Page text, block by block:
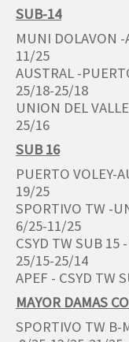
SUB-14
MUNI
11/25
AUSTRAL -
25/18-25/18
UNION DEL
25/16
SUB 16
PUERTO
19/25
SPORTIVO TW -
6/25-11/25
CSYD TW SUB
25/15-25/14
APEF - CSYD
MAYOR DAMAS
SPORTIVO TW